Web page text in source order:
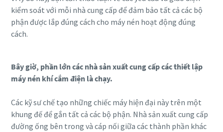
Máy nén khí không dầu
Khám phá danh mục sản phẩm máy nén khí không dầu
Atlas Copco
kiểm soát với mỗi nhà cung cấp để đảm bảo tất cả các bộ
phận được lắp đúng cách cho máy nén hoạt động đúng
cách.
Bây giờ, phần lớn các nhà sản xuất cung cấp các thiết lập
máy nén khí cắm điện là chạy.
Các kỹ sư chế tạo những chiếc máy hiện đại này trên một
khung đế để gắn tất cả các bộ phận. Nhà sản xuất cung cấp
đường ống bên trong và cáp nối giữa các thành phần khác